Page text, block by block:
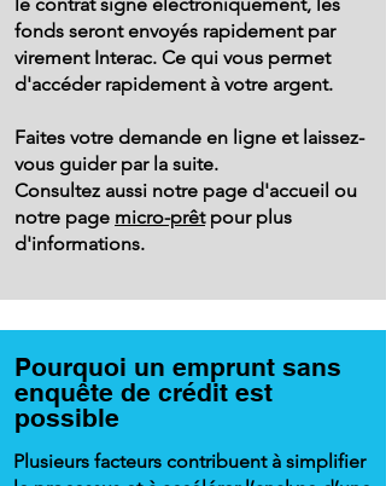
fonds seront envoyés rapidement par
virement Interac. Ce qui vous permet
d'accéder rapidement à votre argent.
Faites votre demande en ligne et laissez-
vous guider par la suite.
Consultez aussi notre page d'accueil ou
notre page micro-prêtpour plus
d'informations.
Pourquoi un emprunt sans
enquête de crédit est
possible
Plusieurs facteurs contribuent à simplifier